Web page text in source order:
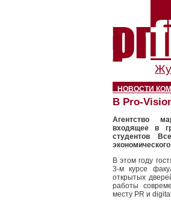
НОВОСТИ
В Pro-
Агентство
входящее в
студентов
В этом году
3-м курсе
открытых
работы
месту PR и